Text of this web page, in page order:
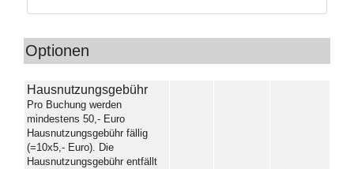
Optionen
Hausnutzungsgebühr
Pro Buchung werden
mindestens 50,- Euro
Hausnutzungsgebühr fällig
(=10x5,- Euro). Die
Hausnutzungsgebühr entfällt